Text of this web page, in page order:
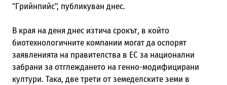
"Грийнпийс", публикуван днес.
В края на деня днес изтича срокът, в който
биотехнологичните компании могат да оспорят
заявленията на правителства в ЕС за национални
забрани за отглеждането на генно-модифицирани
култури. Така, две трети от земеделските земи в